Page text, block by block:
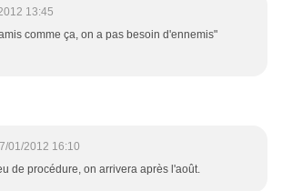
13:45
comme ça, on a pas besoin d'ennemis"
01/2012 16:10
de procédure, on arrivera après l'août.